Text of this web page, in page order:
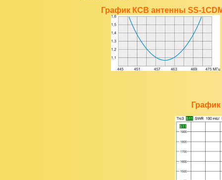
График КСВ антенны SS-